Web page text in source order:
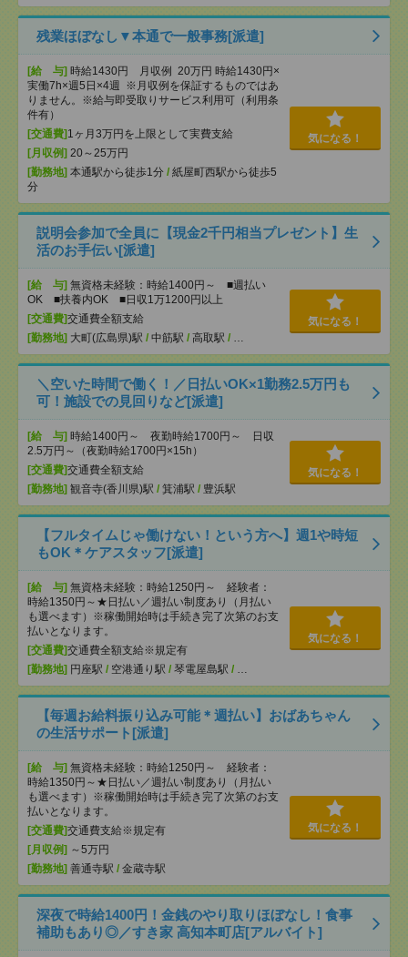
残業ほぼなし▼本通で一般事務[派遣]
[給 与] 時給1430円 月収例 20万円 時給1430円×
実働7h×週5日×4週 ※月収例を保証するものではあ
りません。※給与即受取りサービス利用可（利用条
件有）
[交通費]1ヶ月3万円を上限として実費支給
[月収例] 20～25万円
[勤務地] 本通駅から徒歩1分 / 紙屋町西駅から徒歩5
分
気になる！
説明会参加で全員に【現金2千円相当プレゼント】生
活のお手伝い[派遣]
[給 与] 無資格未経験：時給1400円～ ■週払い
OK ■扶養内OK ■日収1万1200円以上
[交通費]交通費全額支給
[勤務地] 大町(広島県)駅 / 中筋駅 / 高取駅 /
気になる！
＼空いた時間で働く！／日払いOK×1勤務2.5万円も
可！施設での見回りなど[派遣]
[給 与] 時給1400円～ 夜勤時給1700円～ 日収
2.5万円～（夜勤時給1700円×15h）
[交通費]交通費全額支給
[勤務地] 観音寺(香川県)駅 / 箕浦駅 / 豊浜駅
気になる！
【フルタイムじゃ働けない！という方へ】週1や時短
もOK＊ケアスタッフ[派遣]
[給 与] 無資格未経験：時給1250円～ 経験者：
時給1350円～★日払い／週払い制度あり（月払い
も選べます）※稼働開始時は手続き完了次第のお支
払いとなります。
[交通費]交通費全額支給※規定有
[勤務地] 円座駅 / 空港通り駅 / 琴電屋島駅 /
気になる！
【毎週お給料振り込み可能＊週払い】おばあちゃん
の生活サポート[派遣]
[給 与] 無資格未経験：時給1250円～ 経験者：
時給1350円～★日払い／週払い制度あり（月払い
も選べます）※稼働開始時は手続き完了次第のお支
払いとなります。
[交通費]交通費支給※規定有
[月収例] ～5万円
[勤務地] 善通寺駅 / 金蔵寺駅
気になる！
深夜で時給1400円！金銭のやり取りほぼなし！食事
補助もあり◎／すき家 高知本町店[アルバイト]